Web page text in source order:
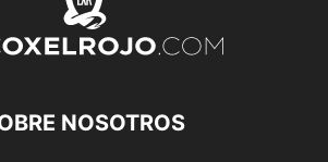
NOSOTROS